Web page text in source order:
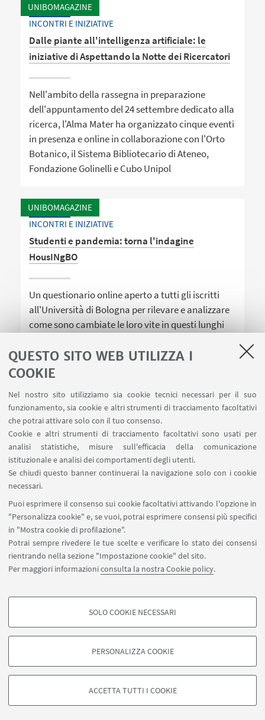
QUESTO SITO WEB UTILIZZA I
COOKIE
Nel nostro sito utilizziamo sia cookie tecnici necessari per il suo
funzionamento, sia cookie e altri strumenti di tracciamento facoltativi
che potrai attivare solo con il tuo consenso.
Cookie e altri strumenti di tracciamento facoltativi sono usati per
analisi statistiche, misure sull'efficacia della comunicazione
istituzionale e analisi dei comportamenti degli utenti.
Se chiudi questo banner continuerai la navigazione solo con i cookie
necessari.
Puoi esprimere il consenso sui cookie facoltativi attivando l'opzione in
"Personalizza cookie" e, se vuoi, potrai esprimere consensi più specifici
in "Mostra cookie di profilazione".
Potrai sempre rivedere le tue scelte e verificare lo stato dei consensi
rientrando nella sezione "Impostazione cookie" del sito.
Per maggiori informazioniconsulta la nostra Cookie policy.
COOKIE DI PROFILAZIONE - FACOLTATIVI
degli utenti, creare profili in base al loro comportamento sul sito, per analisi
di marketing.
Google/Youtube Video
SOLO COOKIE NECESSARI
PERSONALIZZA COOKIE
ACCETTA TUTTI I COOKIE
UNIBOMAGAZINE
INCONTRI E INIZIATIVE
Dalle piante all'intelligenza artificiale: le
iniziative di Aspettando la Notte dei Ricercatori
Nell'ambito della rassegna in preparazione
dell'appuntamento del 24 settembre dedicato alla
ricerca, l'Alma Mater ha organizzato cinque eventi
in presenza e online in collaborazione con l'Orto
Botanico, il Sistema Bibliotecario di Ateneo,
Fondazione Golinelli e Cubo Unipol
UNIBOMAGAZINE
INCONTRI E INIZIATIVE
Studenti e pandemia: torna l'indagine
HousINgBO
Un questionario online aperto a tutti gli iscritti
all'Università di Bologna per rilevare e analizzare
come sono cambiate le loro vite in questi lunghi
mettere così in campo risposte efficaci
LINK UTILI
Area riservata
SEGUI UNIBO SU:
APP:
©Copyright 2026 - ALMA MATER STUDIORUM - Università di
Bologna - Via Zamboni, 33 - 40126 Bologna - PI: 01131710376 - CF:
80007010376
Privacy
Note legali
Informazioni sul sito e accessibilità
Impostazioni Cookie